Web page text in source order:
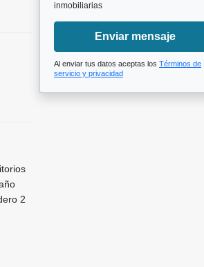
2
inmobiliarias
Enviar mensaje
Al enviar tus datos aceptas los Términos de
servicio y privacidad